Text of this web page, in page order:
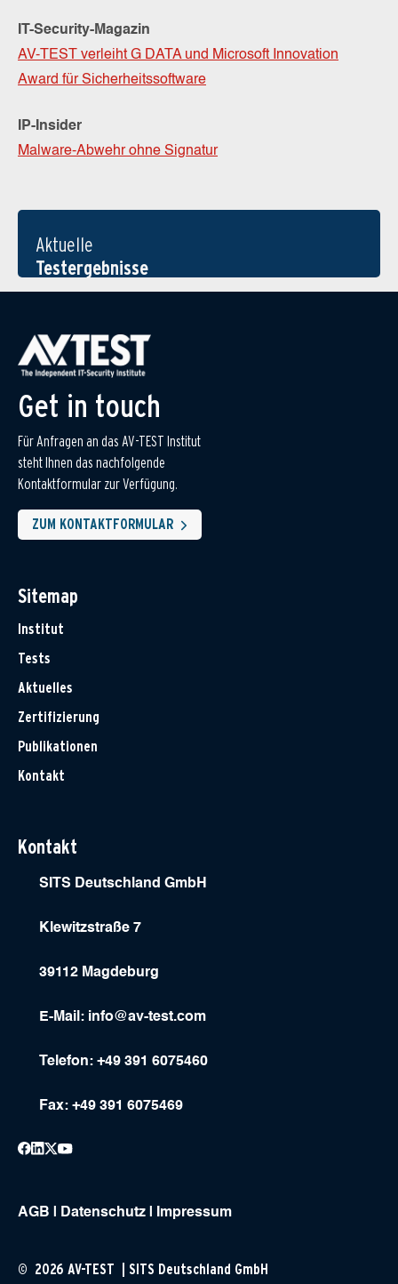
IT-Security-Magazin
AV-TEST verleiht G DATA und Microsoft Innovation
Award für Sicherheitssoftware
IP-Insider
Malware-Abwehr ohne Signatur
Aktuelle
Testergebnisse
Get in touch
Für Anfragen an das AV-TEST Institut
steht Ihnen das nachfolgende
Kontaktformular zur Verfügung.
ZUM KONTAKTFORMULAR
Sitemap
Institut
Tests
Aktuelles
Zertifizierung
Publikationen
Kontakt
Kontakt
SITS Deutschland GmbH
Klewitzstraße 7
39112 Magdeburg
E-Mail: info@av-test.com
Telefon: +49 391 6075460
Fax: +49 391 6075469
AGB Datenschutz Impressum
© 2026 AV-TEST | SITS Deutschland GmbH